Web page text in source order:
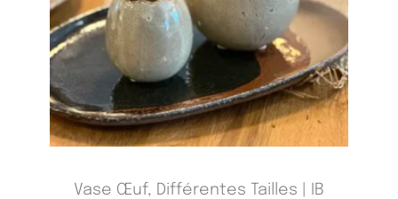
Vase Œuf, Différentes Tailles | IB